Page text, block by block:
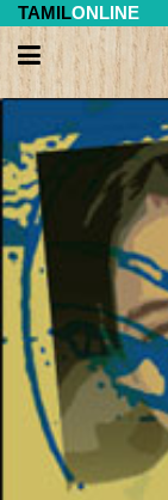
TAMILONLINE